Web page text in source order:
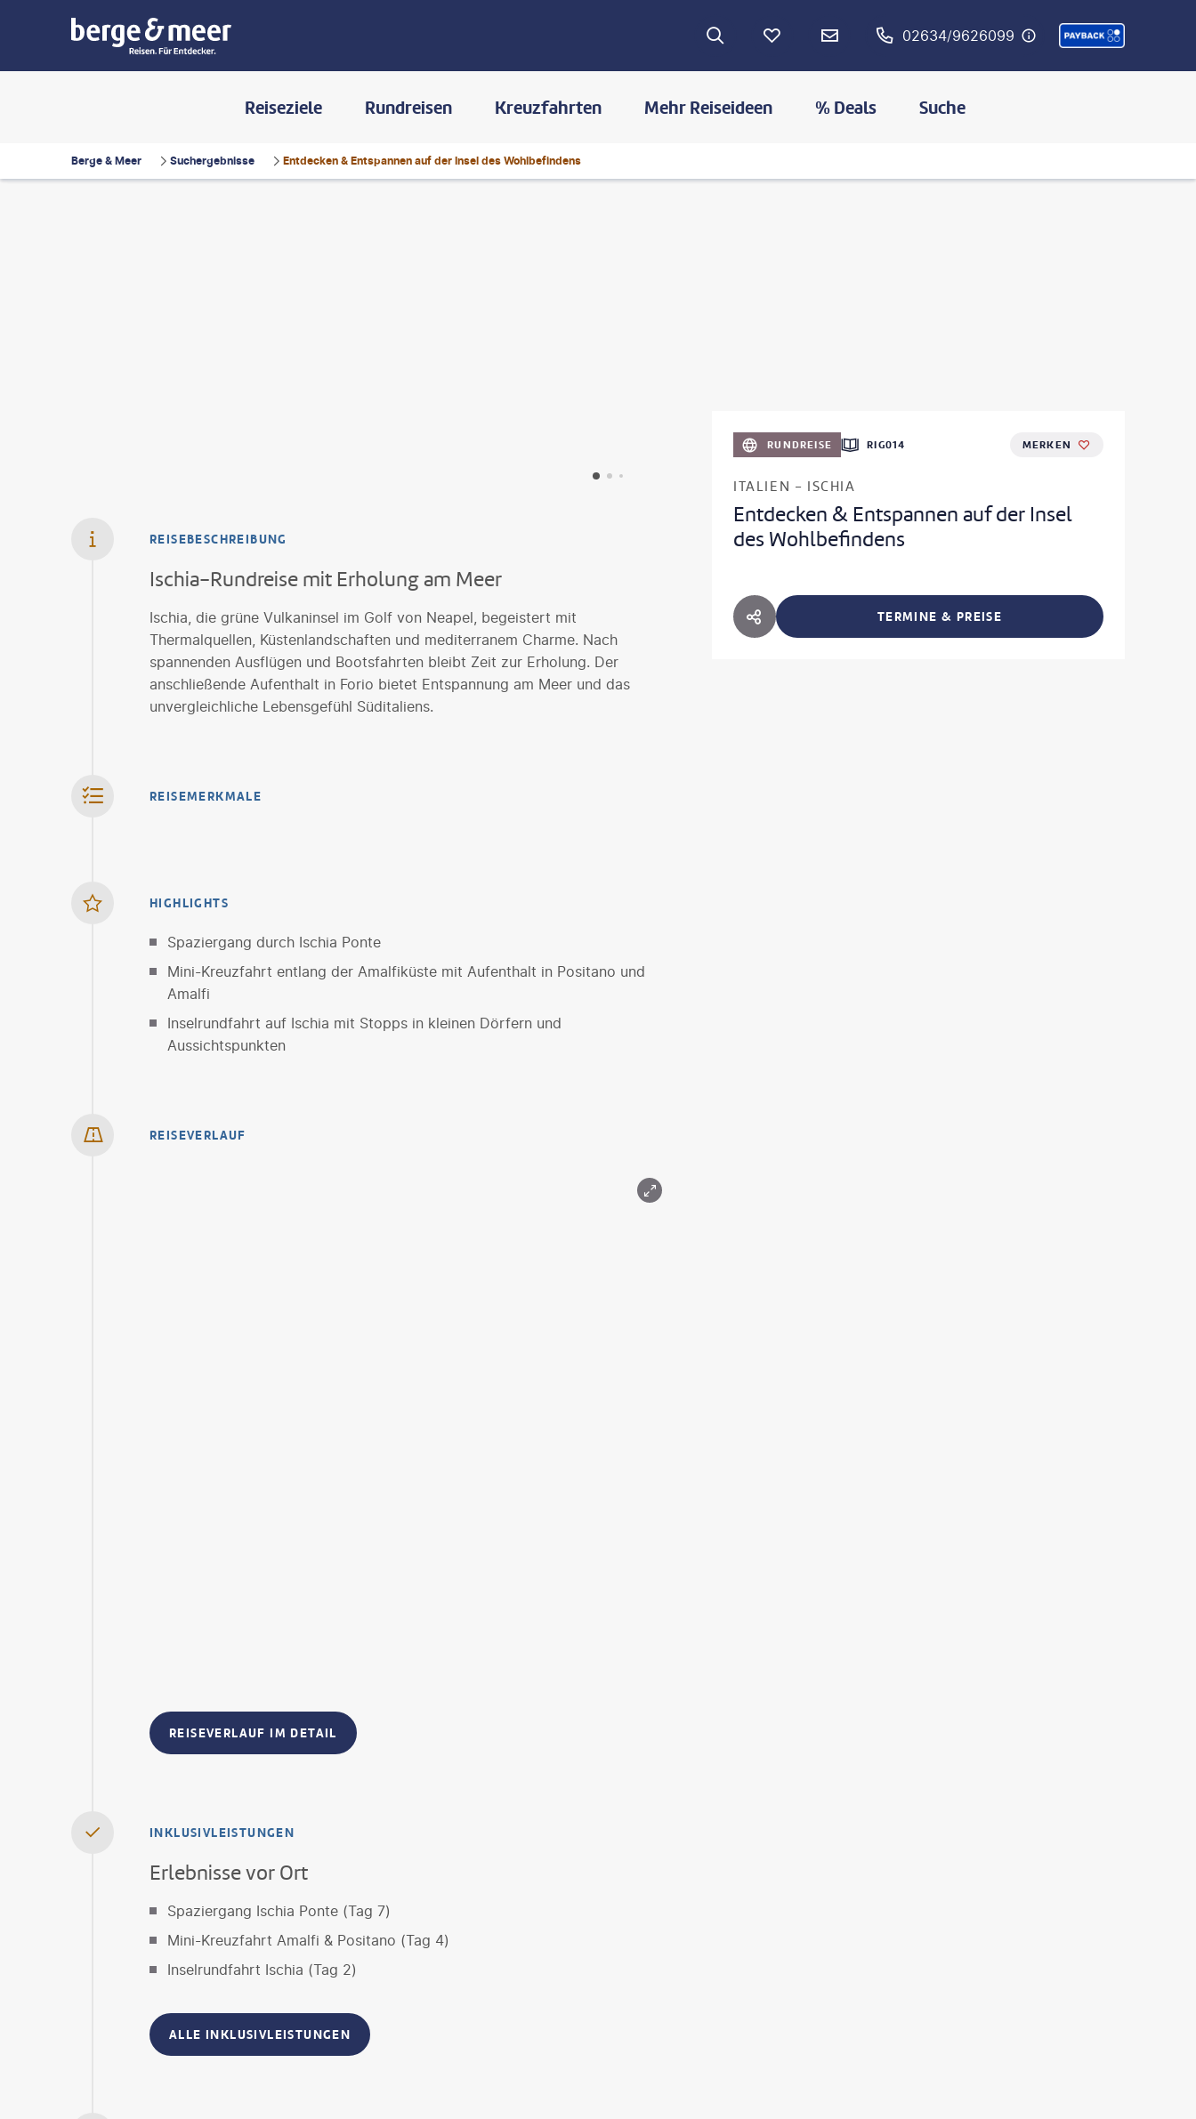
02634/9626099
Reiseziele Rundreisen Kreuzfahrten Mehr Reiseideen % Deals Suche
Berge & Meer Suchergebnisse Entdecken & Entspannen auf der Insel des Wohlbefindens
RUNDREISE RIG014 MERKEN
ITALIEN - ISCHIA
Entdecken & Entspannen auf der Insel
des Wohlbefindens
HOTEL TEILEN TERMINE & PREISE
REISEBESCHREIBUNG
Ischia-Rundreise mit Erholung am Meer
Ischia, die grüne Vulkaninsel im Golf von Neapel, begeistert mit
Thermalquellen, Küstenlandschaften und mediterranem Charme. Nach
spannenden Ausflügen und Bootsfahrten bleibt Zeit zur Erholung. Der
anschließende Aufenthalt in Forio bietet Entspannung am Meer und das
unvergleichliche Lebensgefühl Süditaliens.
REISEMERKMALE
HIGHLIGHTS
Spaziergang durch Ischia Ponte
Mini-Kreuzfahrt entlang der Amalfiküste mit Aufenthalt in Positano und
Amalfi
Inselrundfahrt auf Ischia mit Stopps in kleinen Dörfern und
Aussichtspunkten
REISEVERLAUF
REISEVERLAUF IM DETAIL
INKLUSIVLEISTUNGEN
Erlebnisse vor Ort
Spaziergang Ischia Ponte (Tag 7)
Mini-Kreuzfahrt Amalfi & Positano (Tag 4)
Inselrundfahrt Ischia (Tag 2)
ALLE INKLUSIVLEISTUNGEN